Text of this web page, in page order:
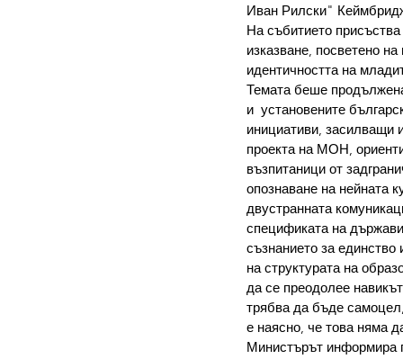
Иван Рилски"
На събитието
изказване, посветено
идентичността на
Темата беше
и  установените
инициативи, засилващи
проекта на МОН,
възпитаници от
опознаване на нейната
двустранната
спецификата на
съзнанието за
на структурата на
да се преодолее
трябва да бъде
е наясно, че това няма
Министърът информира